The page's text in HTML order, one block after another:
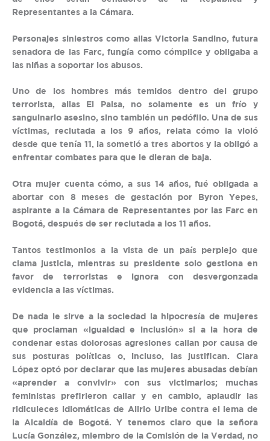
Representantes a la Cámara.
Personajes siniestros como alias Victoria Sandino, futura
senadora de las Farc, fungía como cómplice y obligaba a
las niñas a soportar los abusos.
Uno de los hombres más temidos dentro del grupo
terrorista, alias El Paisa, no solamente es un frío y
sanguinario asesino, sino también un pedófilo. Una de sus
víctimas, reclutada a los 9 años, relata cómo la violó
desde que tenía 11, la sometió a tres abortos y la obligó a
enfrentar combates para que le dieran de baja.
Otra mujer cuenta cómo, a sus 14 años, fué obligada a
abortar con 8 meses de gestación por Byron Yepes,
aspirante a la Cámara de Representantes por las Farc en
Bogotá, después de ser reclutada a los 11 años.
Tantos testimonios a la vista de un país perplejo que
clama justicia, mientras su presidente solo gestiona en
favor de terroristas e ignora con desvergonzada
evidencia a las víctimas.
De nada le sirve a la sociedad la hipocresía de mujeres
que proclaman «igualdad e inclusión» si a la hora de
condenar estas dolorosas agresiones callan por causa de
sus posturas políticas o, incluso, las justifican. Clara
López optó por declarar que las mujeres abusadas debían
«aprender a convivir» con sus victimarios; muchas
feministas prefirieron callar y en cambio, aplaudir las
ridiculeces idiomáticas de Alirio Uribe contra el lema de
la Alcaldía de Bogotá. Y tenemos claro que la señora
Lucía González, miembro de la Comisión de la Verdad, no